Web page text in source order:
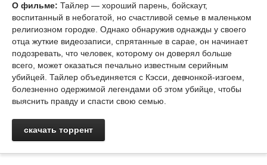
О фильме: Тайлер — хороший парень, бойскаут,
воспитанный в небогатой, но счастливой семье в маленьком
религиозном городке. Однако обнаружив однажды у своего
отца жуткие видеозаписи, спрятанные в сарае, он начинает
подозревать, что человек, которому он доверял больше
всего, может оказаться печально известным серийным
убийцей. Тайлер объединяется с Кэсси, девчонкой-изгоем,
болезненно одержимой легендами об этом убийце, чтобы
выяснить правду и спасти свою семью.
скачать торрент